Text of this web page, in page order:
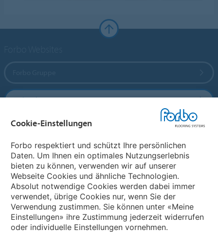
Forbo Flooring Systems
Forbo Movement Systems
Land auswählen
Land auswählen
Cookie-Einstellungen
Forbo respektiert und schützt Ihre persönlichen
Daten. Um Ihnen ein optimales Nutzungserlebnis
bieten zu können, verwenden wir auf unserer
Webseite Cookies und ähnliche Technologien.
Absolut notwendige Cookies werden dabei immer
verwendet, übrige Cookies nur, wenn Sie der
Verwendung zustimmen. Sie können unter «Meine
Einstellungen» ihre Zustimmung jederzeit widerrufen
oder individuelle Einstellungen vornehmen.